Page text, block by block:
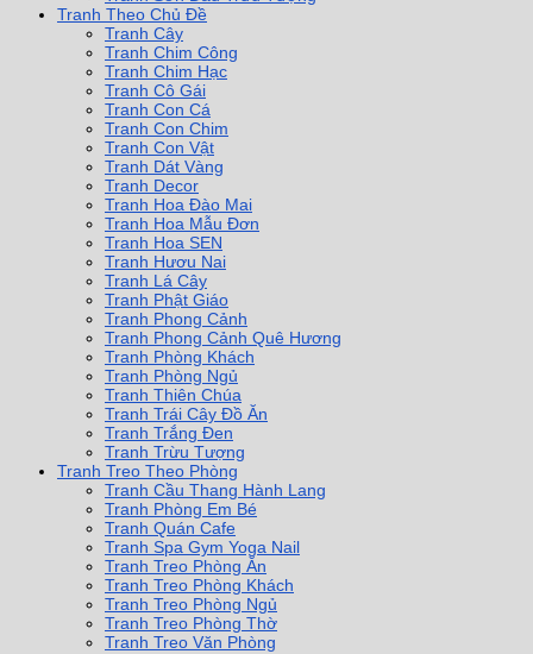
Tranh Theo Chủ Đề
Tranh Cây
Tranh Chim Công
Tranh Chim Hạc
Tranh Cô Gái
Tranh Con Cá
Tranh Con Chim
Tranh Con Vật
Tranh Dát Vàng
Tranh Decor
Tranh Hoa Đào Mai
Tranh Hoa Mẫu Đơn
Tranh Hoa SEN
Tranh Hươu Nai
Tranh Lá Cây
Tranh Phật Giáo
Tranh Phong Cảnh
Tranh Phong Cảnh Quê Hương
Tranh Phòng Khách
Tranh Phòng Ngủ
Tranh Thiên Chúa
Tranh Trái Cây Đồ Ăn
Tranh Trắng Đen
Tranh Trừu Tượng
Tranh Treo Theo Phòng
Tranh Cầu Thang Hành Lang
Tranh Phòng Em Bé
Tranh Quán Cafe
Tranh Spa Gym Yoga Nail
Tranh Treo Phòng Ăn
Tranh Treo Phòng Khách
Tranh Treo Phòng Ngủ
Tranh Treo Phòng Thờ
Tranh Treo Văn Phòng